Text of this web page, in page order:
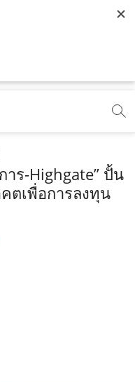
Oops!| CAMPAIGN |
ร-Highgate” ปั้น
ตเพื่อ​การลงทุน